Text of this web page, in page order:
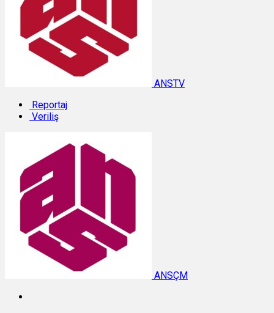
ANSTV
Reportaj
Veriliş
ANSÇM